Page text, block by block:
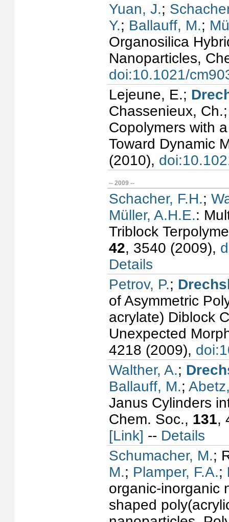
Yuan, J.;
Y.; Ballauff, M.;
Organosilica
Nanoparticles,
doi:10.1021/
Lejeune, E.;
Chassenieux,
Copolymers with
Toward Dynamic
(2010),
-- 2009 --
Schacher, F.H.;
Müller, A.H.E.:
Triblock
42, 3540 (2009),
Details
Petrov, P.;
of Asymmetric
acrylate) Diblock
Unexpected
4218 (2009),
Walther, A.;
Ballauff, M.;
Janus Cylinders
Chem. Soc., 131,
[Link] -- Details
Schumacher, M.;
M.; Plamper, F.A.;
organic-inorganic
shaped